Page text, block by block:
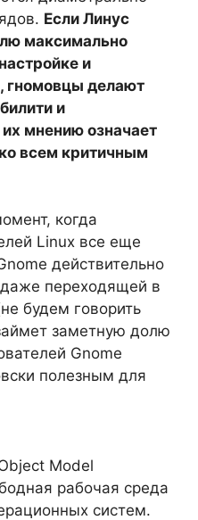
Если Линус
максимально
и
гномовцы делают
и
их мнению означает
всем критичным
когда
Linux все еще
действительно
переходящей в
будем говорить
заметную долю
Gnome
полезным для
Model
рабочая среда
систем.